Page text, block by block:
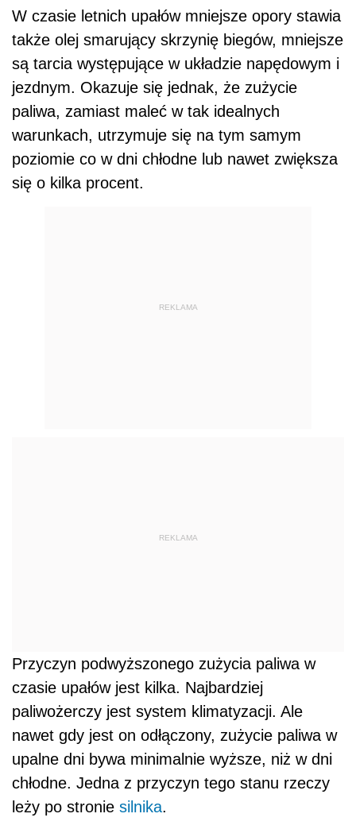
W czasie letnich upałów mniejsze opory stawia
także olej smarujący skrzynię biegów, mniejsze
są tarcia występujące w układzie napędowym i
jezdnym. Okazuje się jednak, że zużycie
paliwa, zamiast maleć w tak idealnych
warunkach, utrzymuje się na tym samym
poziomie co w dni chłodne lub nawet zwiększa
się o kilka procent.
REKLAMA
REKLAMA
Przyczyn podwyższonego zużycia paliwa w
czasie upałów jest kilka. Najbardziej
paliwożerczy jest system klimatyzacji. Ale
nawet gdy jest on odłączony, zużycie paliwa w
upalne dni bywa minimalnie wyższe, niż w dni
chłodne. Jedna z przyczyn tego stanu rzeczy
leży po stronie silnika.